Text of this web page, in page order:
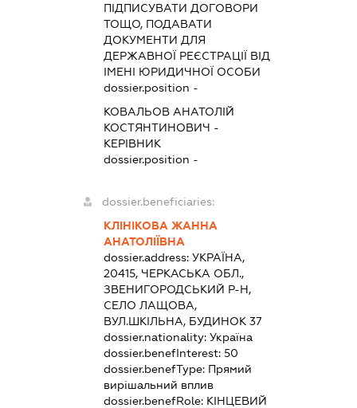
ПІДПИСУВАТИ ДОГОВОРИ
ТОЩО, ПОДАВАТИ
ДОКУМЕНТИ ДЛЯ
ДЕРЖАВНОЇ РЕЄСТРАЦІЇ ВІД
ІМЕНІ ЮРИДИЧНОЇ ОСОБИ
dossier.position -
КОВАЛЬОВ АНАТОЛІЙ
КОСТЯНТИНОВИЧ -
КЕРІВНИК
dossier.position -
dossier.beneficiaries:
КЛІНІКОВА ЖАННА
АНАТОЛІЇВНА
dossier.address: УКРАЇНА,
20415, ЧЕРКАСЬКА ОБЛ.,
ЗВЕНИГОРОДСЬКИЙ Р-Н,
СЕЛО ЛАЩОВА,
ВУЛ.ШКІЛЬНА, БУДИНОК 37
dossier.nationality: Україна
dossier.benefInterest: 50
dossier.benefType: Прямий
вирішальний вплив
dossier.benefRole: КІНЦЕВИЙ